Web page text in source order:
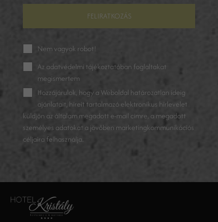
FELIRATKOZÁS
Nem vagyok robot!
Az adatvédelmi tájékoztatóban foglaltakat
megismertem
Hozzájárulok, hogy a Weboldal határozatlan ideig
ajánlatait, híreit tartalmazó elektronikus hírlevelet
küldjön az általam megadott e-mail címre, a megadott
személyes adatokat a jövőben marketingkommunikációs
céljaira felhasználja.